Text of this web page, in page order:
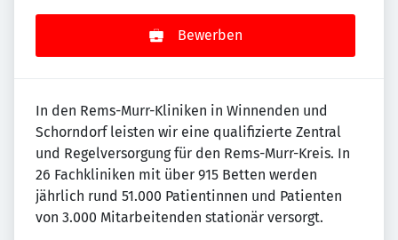
Bewerben
In den Rems-Murr-Kliniken in Winnenden und
Schorndorf leisten wir eine qualifizierte Zentral
und Regelversorgung für den Rems-Murr-Kreis. In
26 Fachkliniken mit über 915 Betten werden
jährlich rund 51.000 Patientinnen und Patienten
von 3.000 Mitarbeitenden stationär versorgt.